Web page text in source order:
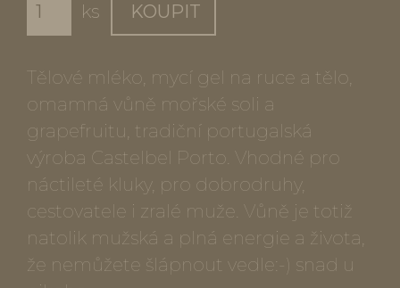
ks KOUPIT
Tělové mléko, mycí gel na ruce a tělo,
omamná vůně mořské soli a
grapefruitu, tradiční portugalská
výroba Castelbel Porto. Vhodné pro
náctileté kluky, pro dobrodruhy,
cestovatele i zralé muže. Vůně je totiž
natolik mužská a plná energie a života,
že nemůžete šlápnout vedle:-) snad u